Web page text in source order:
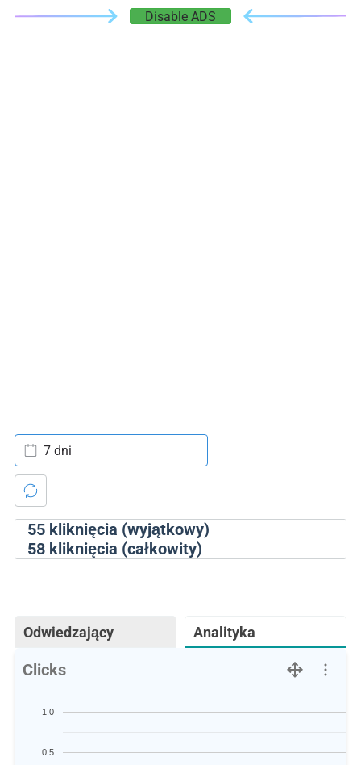
Disable ADS
55kliknięcia (wyjątkowy)
58kliknięcia (całkowity)
7 dni
Odwiedzający Analityka
Clicks
0.5
1.0